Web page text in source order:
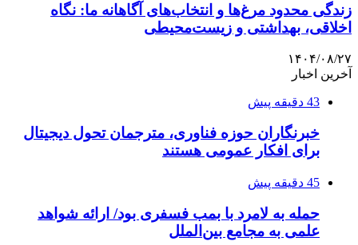
زندگی محدود مرغ‌ها و انتخاب‌های آگاهانه ما: نگاه
اخلاقی، بهداشتی و زیست‌محیطی
۱۴۰۴/۰۸/۲۷
آخرین اخبار
43 دقیقه پیش
خبرنگاران حوزه فناوری، مترجمان تحول دیجیتال
برای افکار عمومی هستند
45 دقیقه پیش
حمله به لامرد با بمب فسفری بود/ ارائه شواهد
علمی به مجامع بین‌الملل